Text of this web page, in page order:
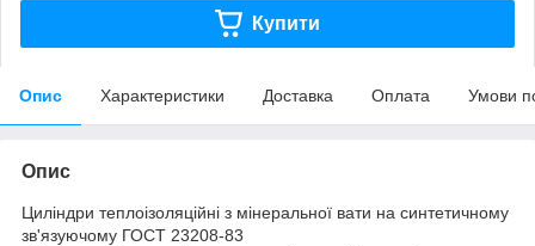
Купити
Опис Характеристики Доставка Оплата Умови
Опис
Циліндри теплоізоляційні з мінеральної вати на синтетичному
зв'язуючому ГОСТ 23208-83